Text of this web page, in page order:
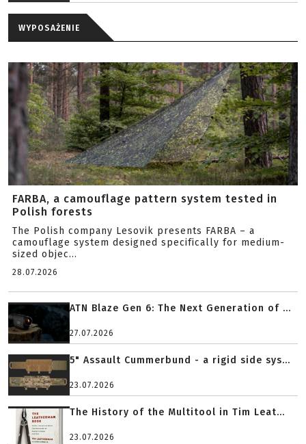
WYPOSAŻENIE
FARBA, a camouflage pattern system tested in
Polish forests
The Polish company Lesovik presents FARBA – a
camouflage system designed specifically for medium-
sized objec...
28.07.2026
ATN Blaze Gen 6: The Next Generation of ...
27.07.2026
5" Assault Cummerbund - a rigid side sys...
23.07.2026
The History of the Multitool in Tim Leat...
23.07.2026